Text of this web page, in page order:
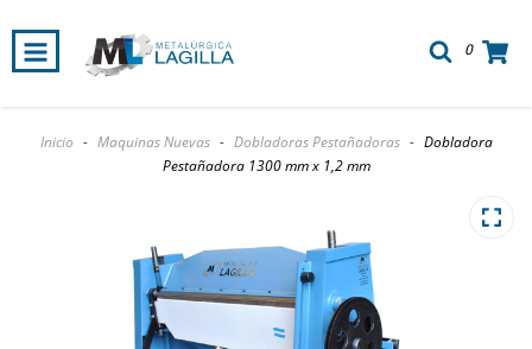
0
Inicio - Maquinas Nuevas - Dobladoras Pestañadoras - Dobladora
Pestañadora 1300 mm x 1,2 mm